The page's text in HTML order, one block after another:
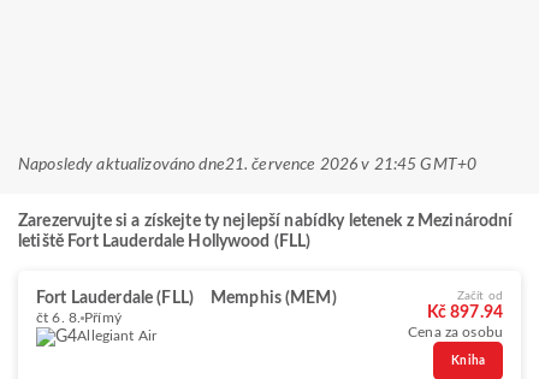
Naposledy aktualizováno dne21. července 2026 v 21:45 GMT+0
Zarezervujte si a získejte ty nejlepší nabídky letenek z Mezinárodní
letiště Fort Lauderdale Hollywood (FLL)
Fort Lauderdale (FLL) Memphis (MEM)
čt 6. 8. Přímý
Allegiant Air
Začít od
Kč 897.94
Cena za osobu
Kniha